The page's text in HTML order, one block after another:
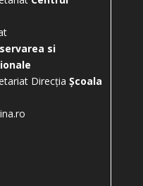
si
Direcția Școala